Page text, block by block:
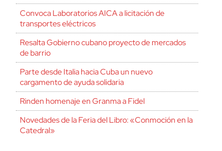
Convoca Laboratorios AICA a licitación de
transportes eléctricos
Resalta Gobierno cubano proyecto de mercados
de barrio
Parte desde Italia hacia Cuba un nuevo
cargamento de ayuda solidaria
Rinden homenaje en Granma a Fidel
Novedades de la Feria del Libro: «Conmoción en la
Catedral»